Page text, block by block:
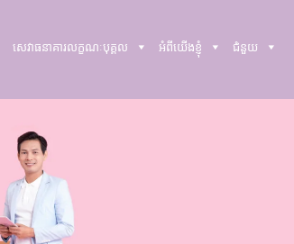
សេវាធនាគារលក្ខណៈបុគ្គល អំពីយើងខ្ញុំ ជំនួយ